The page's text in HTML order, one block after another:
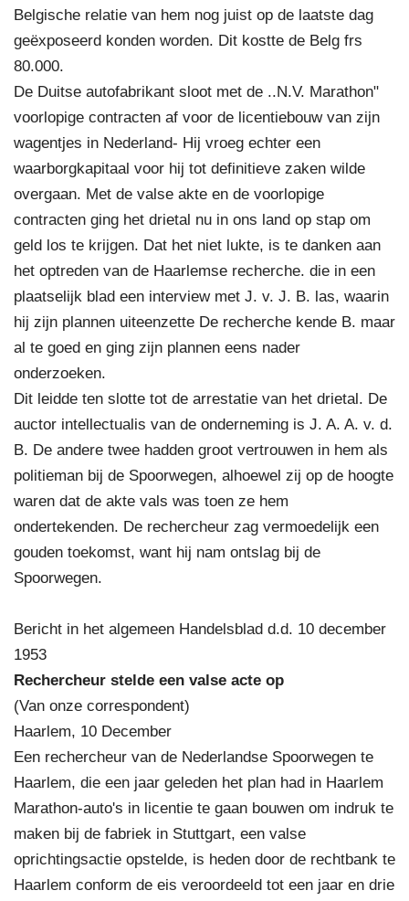
Belgische relatie van hem nog juist op de laatste dag
geëxposeerd konden worden. Dit kostte de Belg frs
80.000.
De Duitse autofabrikant sloot met de ..N.V. Marathon"
voorlopige contracten af voor de licentiebouw van zijn
wagentjes in Nederland- Hij vroeg echter een
waarborgkapitaal voor hij tot definitieve zaken wilde
overgaan. Met de valse akte en de voorlopige
contracten ging het drietal nu in ons land op stap om
geld los te krijgen. Dat het niet lukte, is te danken aan
het optreden van de Haarlemse recherche. die in een
plaatselijk blad een interview met J. v. J. B. las, waarin
hij zijn plannen uiteenzette De recherche kende B. maar
al te goed en ging zijn plannen eens nader
onderzoeken.
Dit leidde ten slotte tot de arrestatie van het drietal. De
auctor intellectualis van de onderneming is J. A. A. v. d.
B. De andere twee hadden groot vertrouwen in hem als
politieman bij de Spoorwegen, alhoewel zij op de hoogte
waren dat de akte vals was toen ze hem
ondertekenden. De rechercheur zag vermoedelijk een
gouden toekomst, want hij nam ontslag bij de
Spoorwegen.
Bericht in het algemeen Handelsblad d.d. 10 december
1953
Rechercheur stelde een valse acte op
(Van onze correspondent)
Haarlem, 10 December
Een rechercheur van de Nederlandse Spoorwegen te
Haarlem, die een jaar geleden het plan had in Haarlem
Marathon-auto's in licentie te gaan bouwen om indruk te
maken bij de fabriek in Stuttgart, een valse
oprichtingsactie opstelde, is heden door de rechtbank te
Haarlem conform de eis veroordeeld tot een jaar en drie